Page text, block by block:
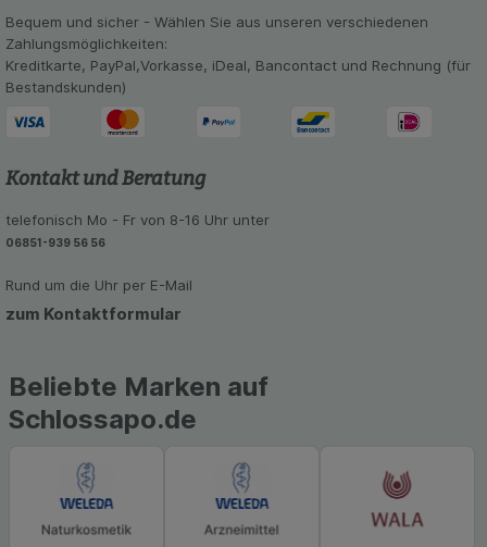
Bequem und sicher - Wählen Sie aus unseren verschiedenen
Zahlungsmöglichkeiten:
Kreditkarte, PayPal,Vorkasse, iDeal, Bancontact und Rechnung (für
Bestandskunden)
Kontakt und Beratung
telefonisch Mo - Fr von 8-16 Uhr unter
06851-939 56 56
Rund um die Uhr per E-Mail
zum Kontaktformular
Beliebte Marken auf
Schlossapo.de